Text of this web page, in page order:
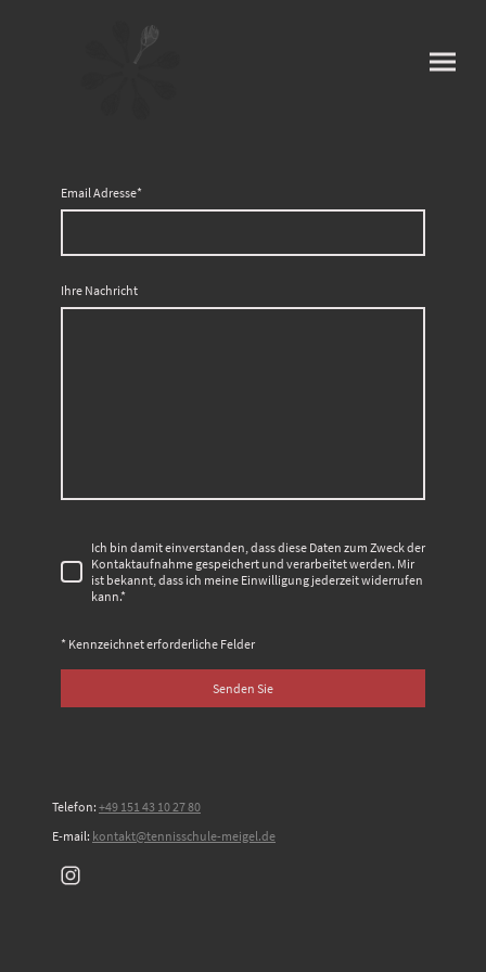
Email Adresse*
Ihre Nachricht
Ich bin damit einverstanden, dass diese Daten zum Zweck der
Kontaktaufnahme gespeichert und verarbeitet werden. Mir
ist bekannt, dass ich meine Einwilligung jederzeit widerrufen
kann.*
* Kennzeichnet erforderliche Felder
Senden Sie
Telefon: +49 151 43 10 27 80
E-mail: kontakt@tennisschule-meigel.de